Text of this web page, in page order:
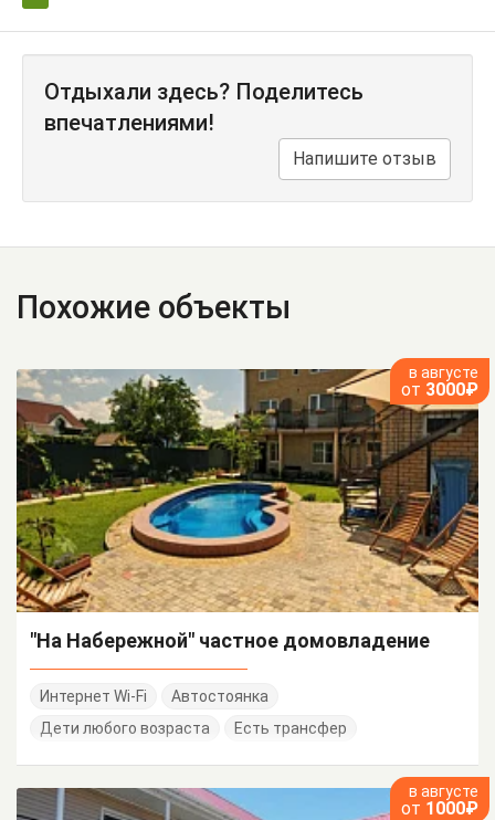
Отдыхали здесь? Поделитесь
впечатлениями!
Напишите отзыв
Похожие объекты
в августе
от 3000₽
"На Набережной" частное домовладение
Интернет Wi-Fi
Автостоянка
Дети любого возраста
Есть трансфер
в августе
от 1000₽